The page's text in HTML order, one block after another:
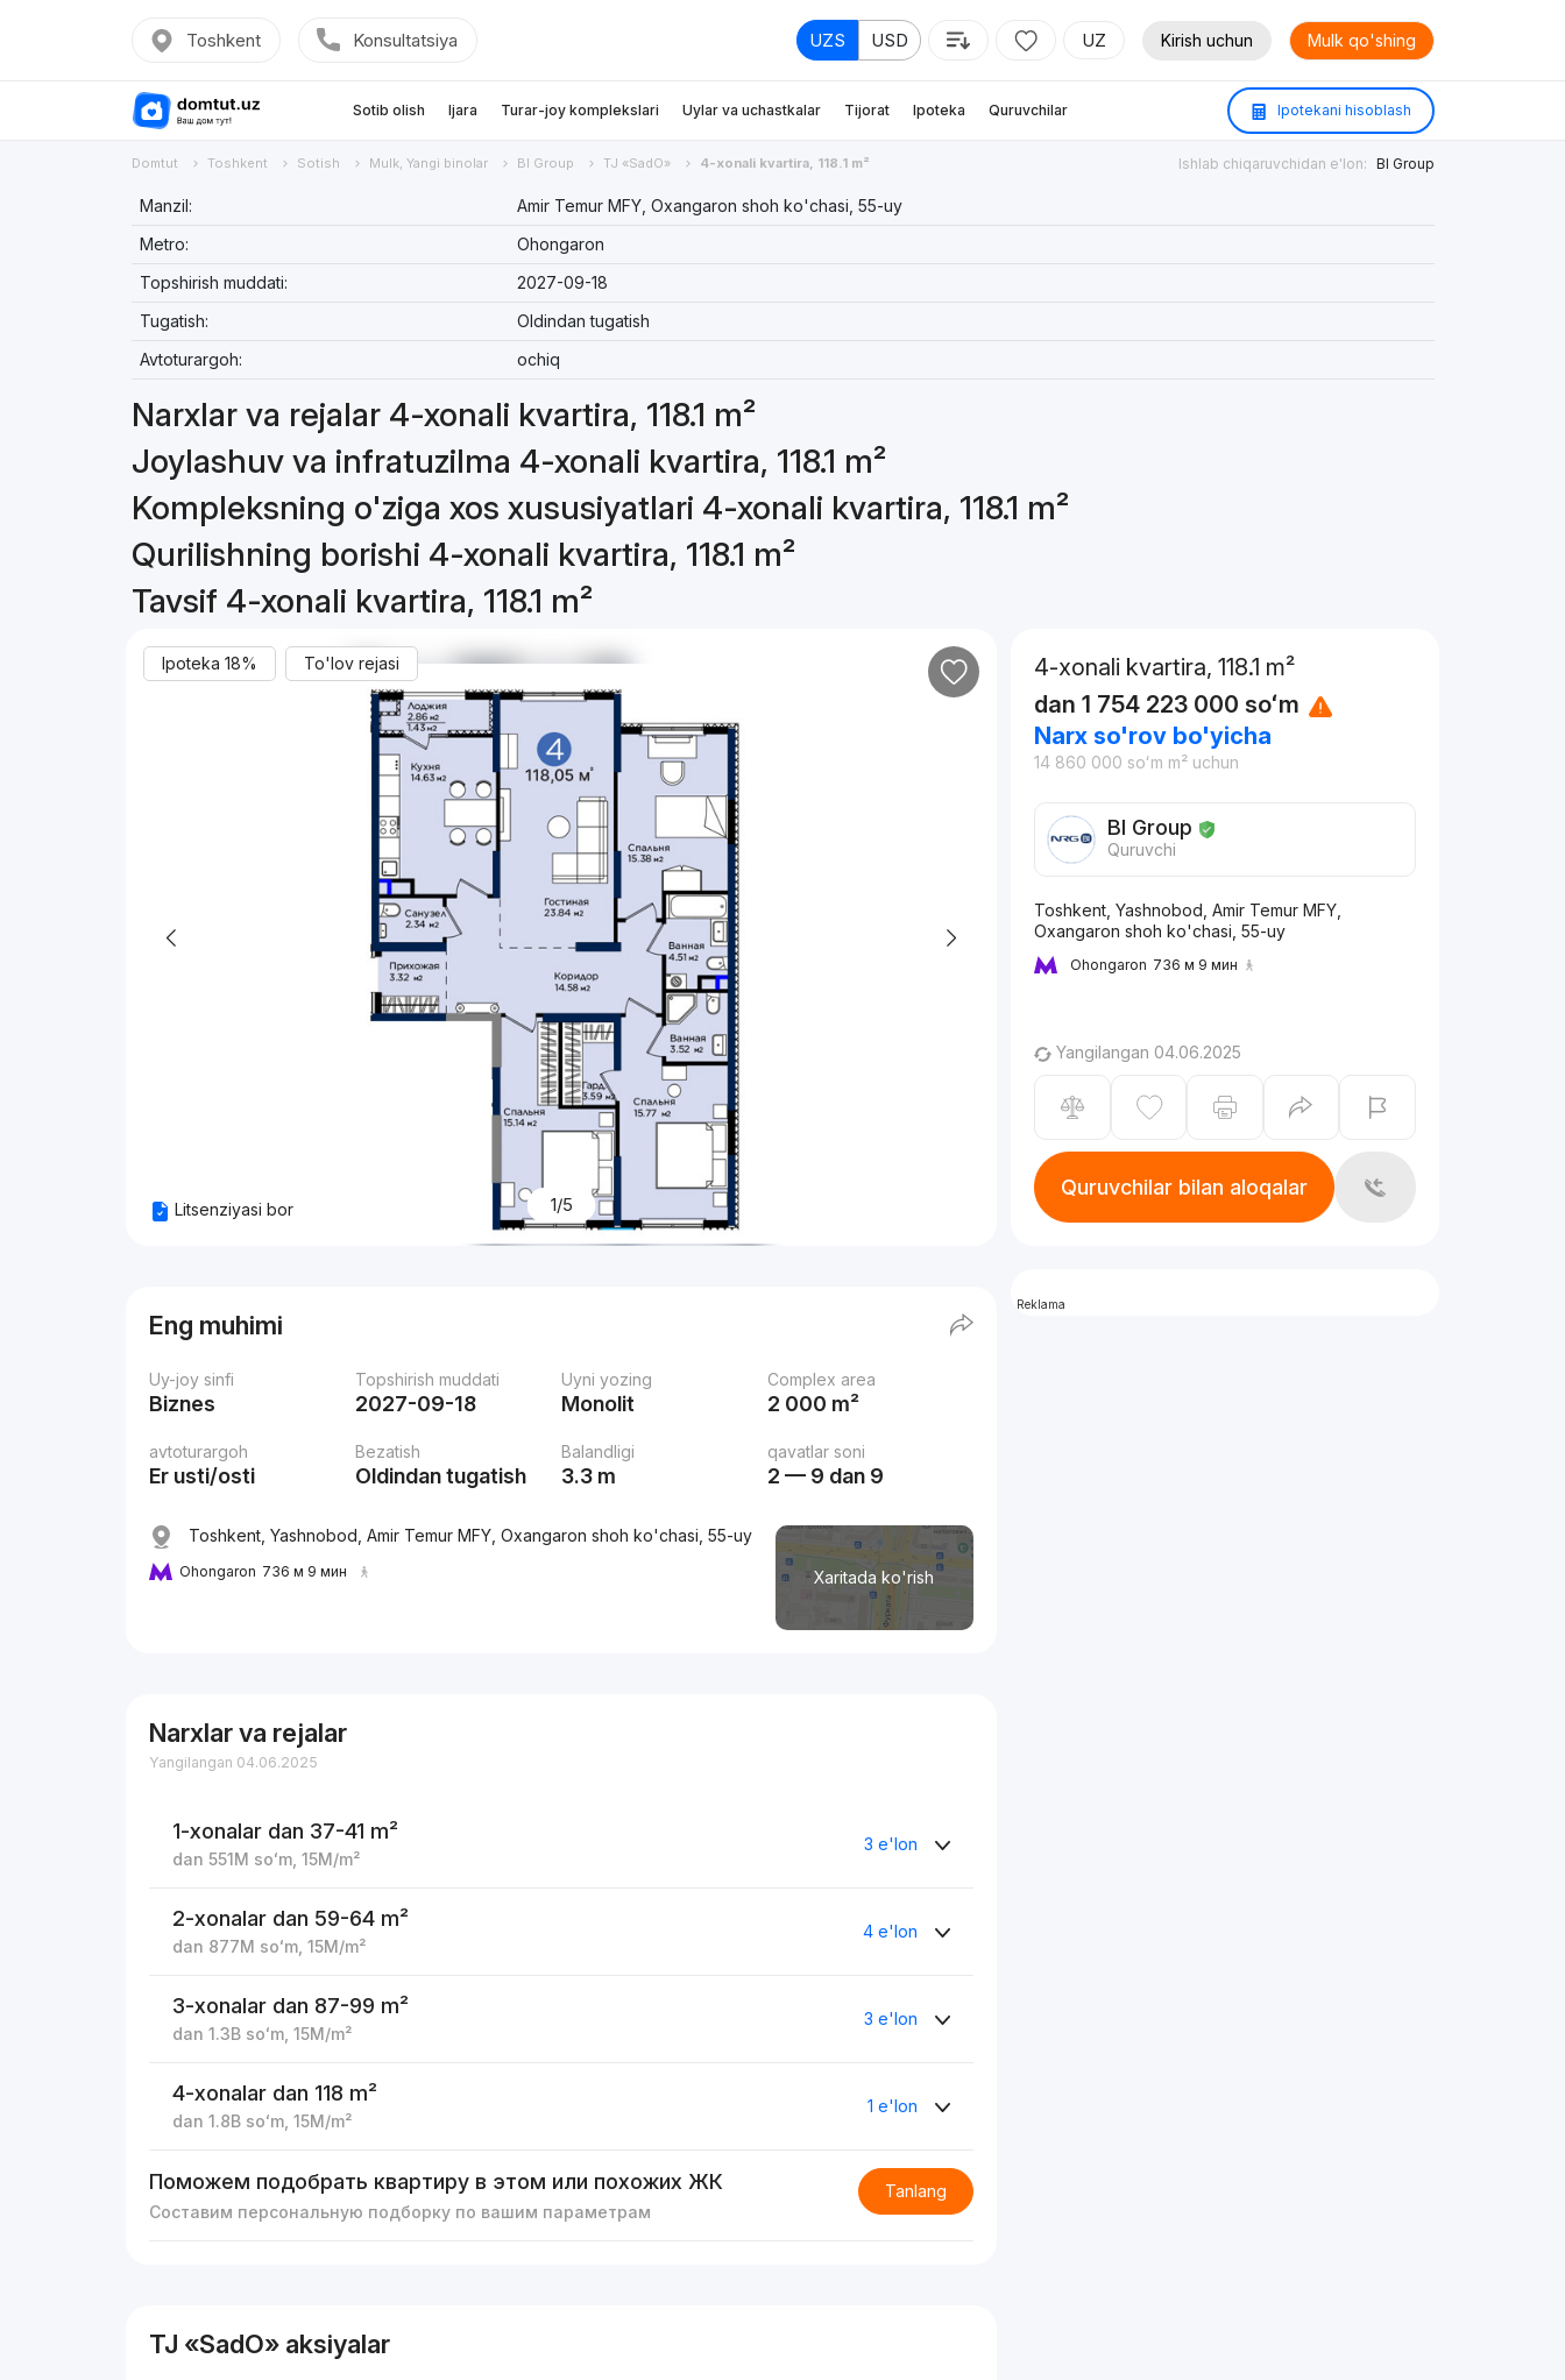
Toshkent Konsultatsiya UZS USD UZ Kirish uchun Mulk qo'shing
Sotib olish Ijara Turar-joy komplekslari Uylar va uchastkalar Tijorat Ipoteka Quruvchilar Ipotekani hisoblash
Domtut Toshkent Sotish Mulk, Yangi binolar BI Group TJ «SadO» 4-xonali kvartira, 118.1 m² Ishlab chiqaruvchidan e'lon: BI Group
Manzil:
Amir Temur MFY, Oxangaron shoh ko'chasi, 55-uy
Metro:
Ohongaron
Topshirish muddati:
2027-09-18
Tugatish:
Oldindan tugatish
Avtoturargoh:
ochiq
Narxlar va rejalar 4-xonali kvartira, 118.1 m²
Joylashuv va infratuzilma 4-xonali kvartira, 118.1 m²
Kompleksning o'ziga xos xususiyatlari 4-xonali kvartira, 118.1 m²
Qurilishning borishi 4-xonali kvartira, 118.1 m²
Tavsif 4-xonali kvartira, 118.1 m²
Ipoteka 18% To'lov rejasi
1/5
Litsenziyasi bor
Eng muhimi
Uy-joy sinfi
Biznes
Topshirish muddati
2027-09-18
Uyni yozing
Monolit
Complex area
2 000 m²
avtoturargoh
Er usti/osti
Bezatish
Oldindan tugatish
Balandligi
3.3 m
qavatlar soni
2 — 9 dan 9
Xaritada ko'rish
Toshkent, Yashnobod, Amir Temur MFY, Oxangaron shoh ko'chasi, 55-uy
Ohongaron 736 м 9 мин
Narxlar va rejalar
Yangilangan 04.06.2025
1-xonalar dan 37-41 m²
dan551M soʻm ,15M/m²
3 e'lon
2-xonalar dan 59-64 m²
dan 877M soʻm ,15M/m²
4 e'lon
3-xonalar dan 87-99 m²
dan1.3B soʻm ,15M/m²
3 e'lon
4-xonalar dan 118 m²
dan1.8B soʻm ,15M/m²
1 e'lon
Поможем подобрать квартиру в этом или похожих ЖК
Составим персональную подборку по вашим параметрам
Tanlang
TJ «SadO» aksiyalar
4-xonali kvartira, 118.1 m²
dan 1 754 223 000 soʻm
Narx so'rov bo'yicha
14 860 000 soʻm m² uchun
BI Group
Quruvchi
Toshkent, Yashnobod, Amir Temur MFY,
Oxangaron shoh ko'chasi, 55-uy
Ohongaron 736 м 9 мин
Yangilangan 04.06.2025
Quruvchilar bilan aloqalar
Reklama